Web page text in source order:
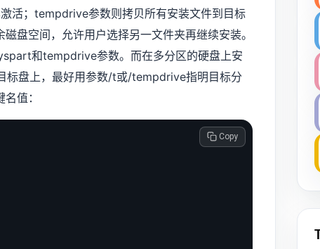
活；tempdrive参数则拷贝所有安装文件到目标
盘空间，允许用户选择另一文件夹再继续安装。
和tempdrive参数。而在多分区的硬盘上安
盘上，最好用参数/t或/tempdrive指明目标分
值：
Copy